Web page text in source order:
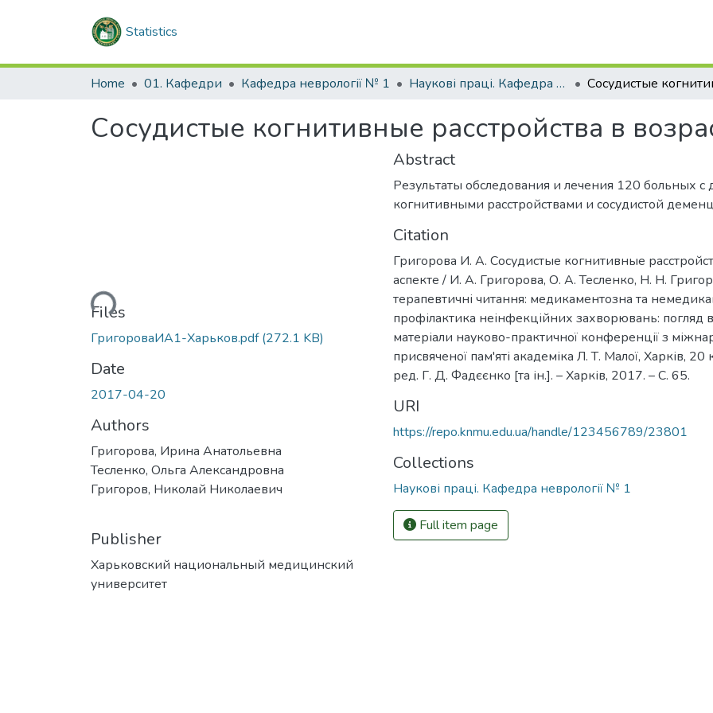
Statistics
Home 01. Кафедри Кафедра неврології № 1 Наукові праці. Кафедра неврології № 1
Сосудистые когнитивные расстройства в
Loading...
Files
ГригороваИА1-Харьков.pdf(272.1 KB)
Date
2017-04-20
Authors
Григорова, Ирина Анатольевна
Тесленко, Ольга Александровна
Григоров, Николай Николаевич
Publisher
Харьковский национальный медицинский
университет
Abstract
Результаты обследования и лечения 120 больных
когнитивными расстройствами и сосудистой
Citation
Григорова И. А. Сосудистые когнитивные
аспекте / И. А. Григорова, О. А. Тесленко, Н. Н.
терапевтичні читання: медикаментозна та
профілактика неінфекційних захворювань: погляд
матеріали науково-практичної конференції з
присвяченої пам'яті академіка Л. Т. Малої, Харків, 20
ред. Г. Д. Фадєєнко [та ін.]. – Харків, 2017. – С. 65.
URI
https://repo.knmu.edu.ua/handle/123456789/23801
Collections
Наукові праці. Кафедра неврології № 1
Full item page